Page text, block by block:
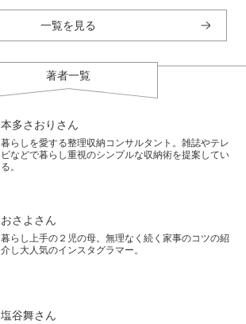
一覧を見る
著者一覧
本多さおりさん
暮らしを愛する整理収納コンサルタント。雑誌やテレ
ビなどで暮らし重視のシンプルな収納術を提案してい
る。
おさよさん
暮らし上手の２児の母。無理なく続く家事のコツの紹
介し大人気のインスタグラマー。
塩谷舞さん